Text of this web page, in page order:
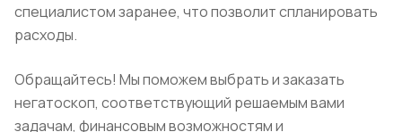
специалистом заранее, что позволит спланировать
расходы.
Обращайтесь! Мы поможем выбрать и заказать
негатоскоп, соответствующий решаемым вами
задачам, финансовым возможностям и